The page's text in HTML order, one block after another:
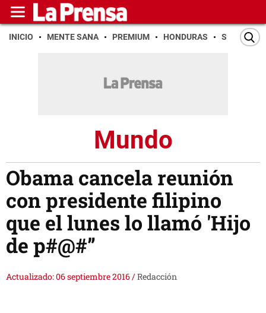
INICIO MENTE SANA PREMIUM HONDURAS SAN PEDRO
Mundo
Obama cancela reunión
con presidente filipino
que el lunes lo llamó 'Hijo
de p#@#”
Actualizado: 06 septiembre 2016/Redacción